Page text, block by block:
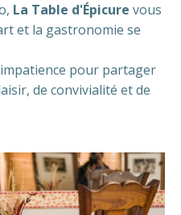
La Table d'Épicure vous
et la gastronomie se
pour partager
de convivialité et de